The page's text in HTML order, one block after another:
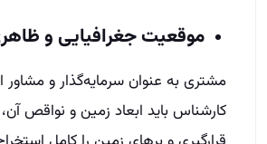
موقعیت جغرافیایی و
مشتری به عنوان سرمایه‌گذار و مشاور
کارشناس باید ابعاد زمین و نواقص